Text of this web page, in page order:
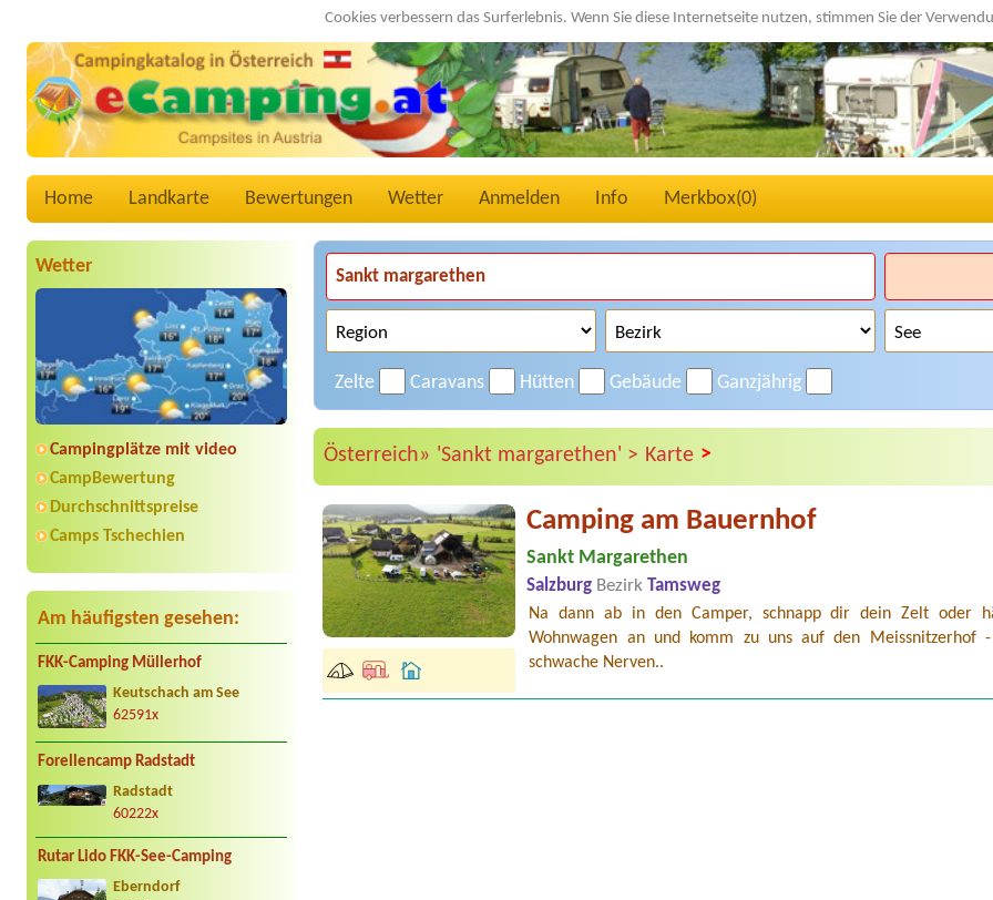
Cookies verbessern das Surferlebnis. Wenn Sie diese Internetseite nutzen, stimmen Sie der
Home Landkarte Bewertungen Wetter Anmelden Info Merkbox(0)
Wetter
Campingplätze mit video
CampBewertung
Durchschnittspreise
Camps Tschechien
Am häufigsten gesehen:
FKK-Camping Müllerhof
Keutschach am See
62591x
Forellencamp Radstadt
Radstadt
60222x
Rutar Lido FKK-See-Camping
Eberndorf
Zelte Caravans Hütten Gebäude Ganzjährig
Österreich» 'Sankt margarethen' > Karte >
Camping am Bauernhof
Sankt Margarethen
Salzburg Bezirk Tamsweg
Na dann ab in den Camper, schnapp dir dein Zelt oder
Wohnwagen an und komm zu uns auf den Meissnitzerhof
schwache Nerven..